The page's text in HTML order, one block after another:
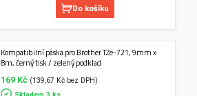
Do košíku
Kompatibilní páska pro Brother TZe-721, 9mm x
8m, černý tisk / zelený podklad
169 Kč (139,67 Kč bez DPH)